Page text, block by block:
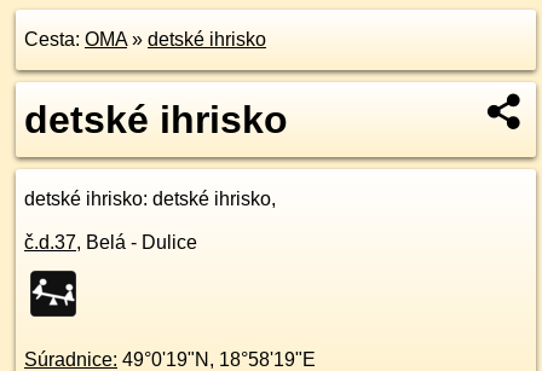
Cesta: OMA» detské ihrisko
detské ihrisko
detské ihrisko: detské ihrisko,
č.d.37, Belá - Dulice
Súradnice: 49°0'19"N , 18°58'19"E